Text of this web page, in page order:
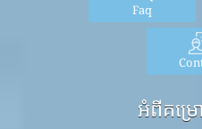
Faq
អំពីគម្រ